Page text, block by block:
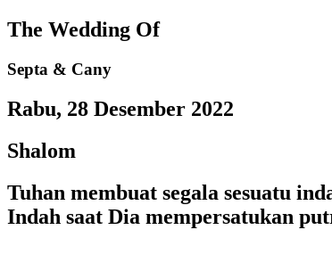
The Wedding Of
Septa & Cany
Rabu, 28 Desember 2022
Shalom
Tuhan membuat segala sesuatu
Indah saat Dia mempersatukan